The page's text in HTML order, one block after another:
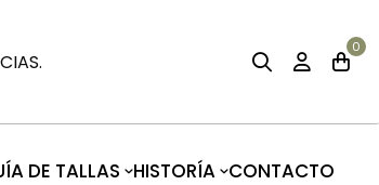
0
DE TALLAS HISTORÍA CONTACTO